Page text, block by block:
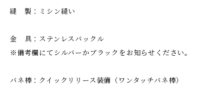
縫 製：ミシン縫い
金 具：ステンレスバックル
※備考欄にてシルバーかブラックをお知らせください。
バネ棒：クイックリリース装備（ワンタッチバネ棒）